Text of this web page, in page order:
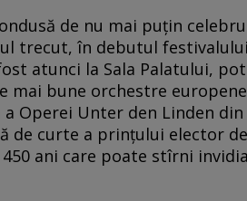
de nu mai puţin
trecut, în debutul
atunci la Sala Palatului, pot
mai bune orchestre europene
Operei Unter den Linden din
de curte a prinţului elector de
ani care poate stîrni